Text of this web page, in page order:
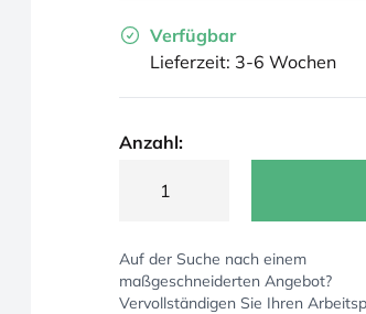
Verfügbar
Lieferzeit: 3-6 Wochen
Anzahl:
Auf der Suche nach einem
maßgeschneiderten Angebot?
Vervollständigen Sie Ihren